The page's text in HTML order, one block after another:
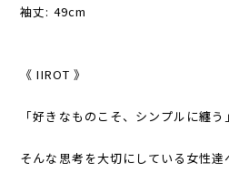
袖丈: 49cm
《 IIROT 》
「好きなものこそ、シンプルに纏う」
そんな思考を大切にしている女性達